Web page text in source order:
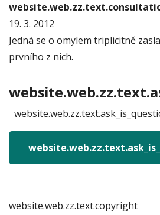
19. 3. 2012
Jedná se o omylem triplicitně
prvního z nich.
website.web.zz.text.copyright